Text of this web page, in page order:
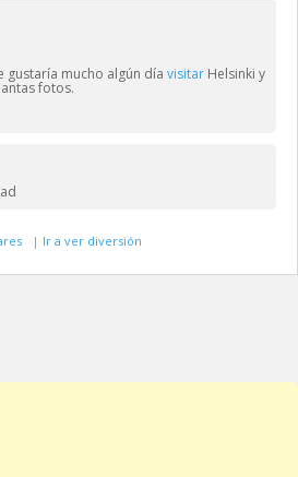
gustaría mucho algún día visitar Helsinki y
fotos.
| Ir a ver diversión